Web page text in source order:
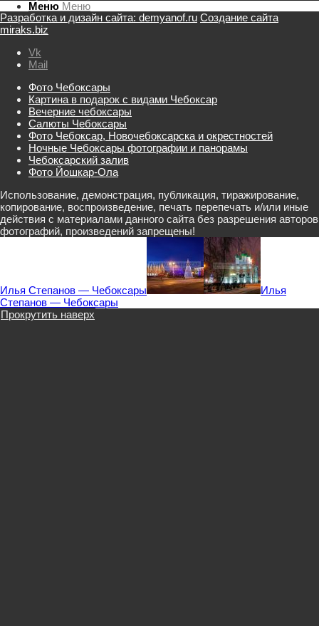
Меню Меню
Разработка и дизайн сайта: demyanof.ru Создание сайта
miraks.biz
Vk
Mail
Фото Чебоксары
Картина в подарок с видами Чебоксар
Вечерние чебоксары
Салюты Чебоксары
Фото Чебоксар, Новочебоксарска и окрестностей
Ночные Чебоксары фотографии и панорамы
Чебоксарский залив
Фото Йошкар-Ола
Использование, демонстрация, публикация, тиражирование,
копирование, воспроизведение, печать перепечать и/или иные
действия с материалами данного сайта без разрешения авторов
фотографий, произведений запрещены!
Илья Степанов — Чебоксары
Илья
Степанов — Чебоксары
Прокрутить наверх